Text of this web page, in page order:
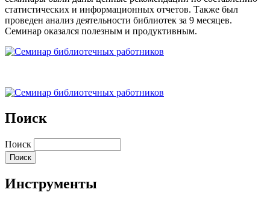
статистических и информационных отчетов. Также был
проведен анализ деятельности библиотек за 9 месяцев.
Семинар оказался полезным и продуктивным.
Поиск
Поиск
Инструменты